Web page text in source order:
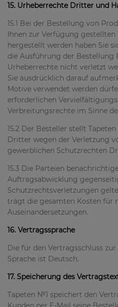
15. Urheberrechte Dritter und
15.1 Bei der Bestellung von
Ihnen zur Verfügung gestellten
hergestellt werden haben Sie
die Ausführung der Bestellung
Urheberrechte nicht verletzt
Sie ausdrücklich darauf
Motive verwendet werden
erforderlichen
Verbreitungsrechte im Sinne
15.2 Der Besteller stellt
Dritter wegen der Verletzung
gewerblichen Schutzrechten
15.3 Die Parteien
Auftragsabwicklung
Schutzrechtsverletzungen
trägt die gesamten Kosten für
Auseinandersetzungen.
16. Vertragssprache
Die für den Vertragsschluss
Sprache ist Deutsch.
17. Speicherung des
Tapeten №1 speichert den